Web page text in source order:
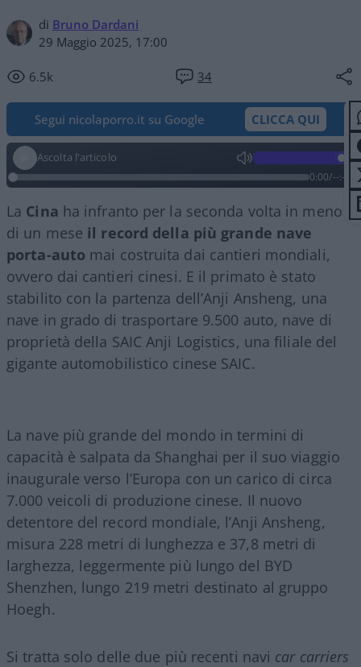
di Bruno Dardani
29 Maggio 2025, 17:00
6.5k 34
Segui nicolaporro.it su Google CLICCA QUI
Ascolta l'articolo
0:00/--:--
La Cina ha infranto per la seconda volta in meno
di un mese il record della più grande nave
porta-auto mai costruita dai cantieri mondiali,
ovvero dai cantieri cinesi. E il primato è stato
stabilito con la partenza dell’Anji Ansheng, una
nave in grado di trasportare 9.500 auto, nave di
proprietà della SAIC Anji Logistics, una filiale del
gigante automobilistico cinese SAIC.
La nave più grande del mondo in termini di
capacità è salpata da Shanghai per il suo viaggio
inaugurale verso l’Europa con un carico di circa
7.000 veicoli di produzione cinese. Il nuovo
detentore del record mondiale, l’Anji Ansheng,
misura 228 metri di lunghezza e 37,8 metri di
larghezza, leggermente più lungo del BYD
Shenzhen, lungo 219 metri destinato al gruppo
Hoegh.
Si tratta solo delle due più recenti navi car carriers